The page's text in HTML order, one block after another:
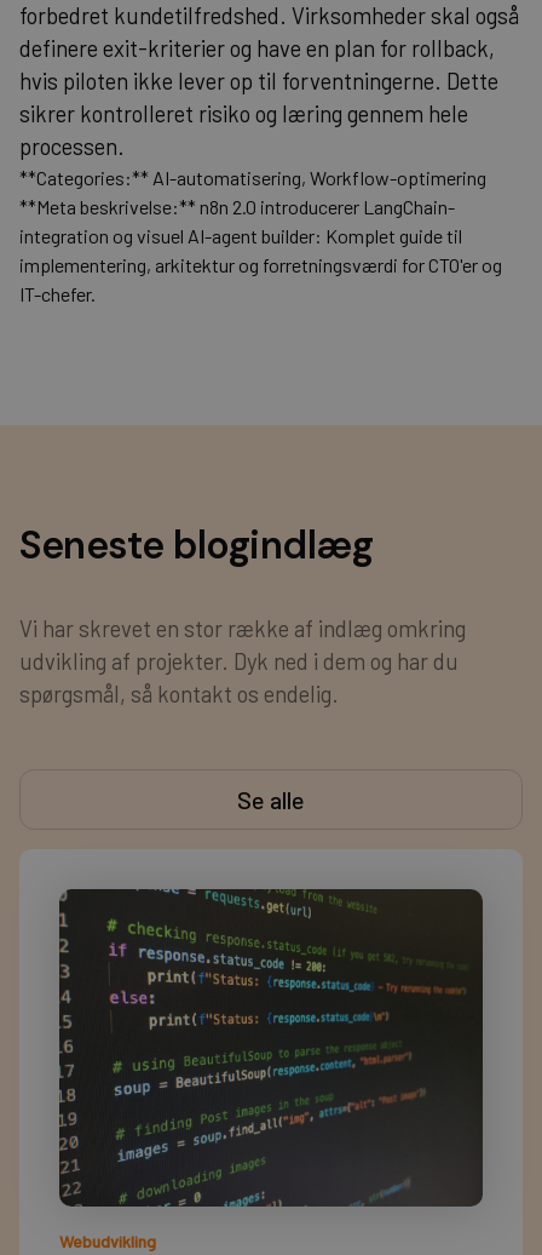
forbedret kundetilfredshed. Virksomheder skal også
definere exit-kriterier og have en plan for rollback,
hvis piloten ikke lever op til forventningerne. Dette
sikrer kontrolleret risiko og læring gennem hele
processen.
**Categories:** AI-automatisering, Workflow-optimering
**Meta beskrivelse:** n8n 2.0 introducerer LangChain-
integration og visuel AI-agent builder: Komplet guide til
implementering, arkitektur og forretningsværdi for CTO'er og
IT-chefer.
Seneste blogindlæg
Vi har skrevet en stor række af indlæg omkring
udvikling af projekter. Dyk ned i dem og har du
spørgsmål, så kontakt os endelig.
Se alle
Webudvikling